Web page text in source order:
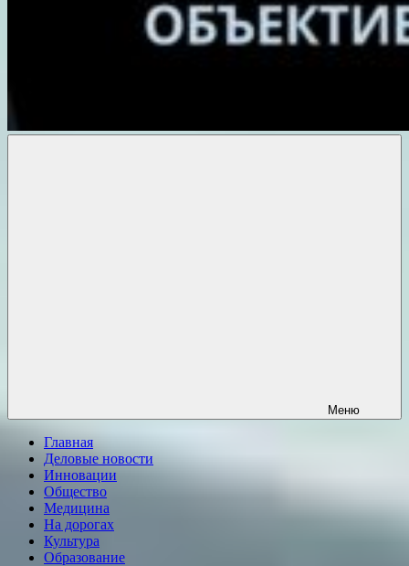
Меню
Главная
Деловые новости
Инновации
Общество
Медицина
На дорогах
Культура
Образование